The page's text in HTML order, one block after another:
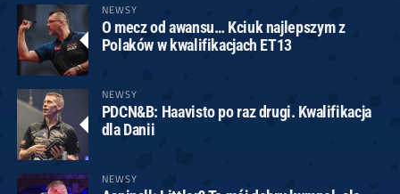
NEWSY
O mecz od awansu… Kciuk najlepszym z
Polaków w kwalifikacjach ET13
NEWSY
PDCN&B: Haavisto po raz drugi. Kwalifikacja
dla Danii
NEWSY